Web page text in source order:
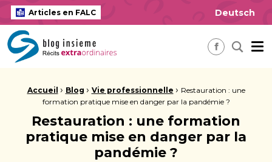
Articles en FALC Deutsch
insieme Blog Alles ausser gewöhnlich
Facebook
Fil d'Ariane :
Accueil › Blog › Vie professionnelle › Restauration : une
formation pratique mise en danger par la pandémie ?
Restauration : une formation
pratique mise en danger par la
pandémie ?